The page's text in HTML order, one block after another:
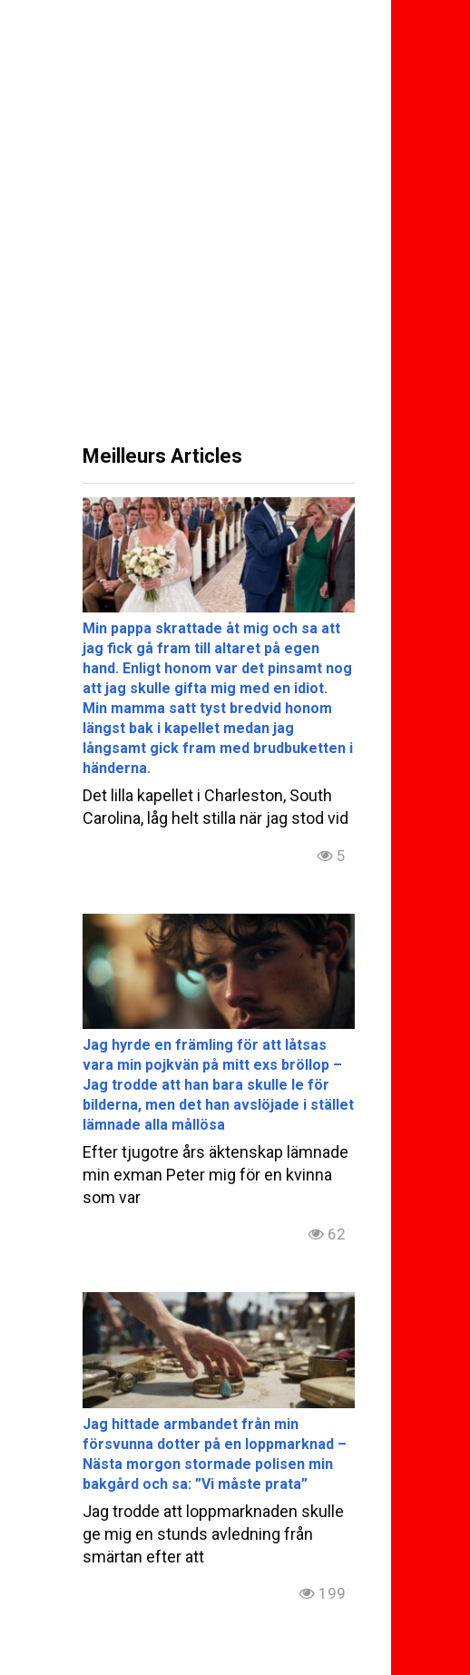
Meilleurs Articles
Min pappa skrattade åt mig och sa att
jag fick gå fram till altaret på egen
hand. Enligt honom var det pinsamt nog
att jag skulle gifta mig med en idiot.
Min mamma satt tyst bredvid honom
längst bak i kapellet medan jag
långsamt gick fram med brudbuketten i
händerna.
Det lilla kapellet i Charleston, South
Carolina, låg helt stilla när jag stod vid
5
Jag hyrde en främling för att låtsas
vara min pojkvän på mitt exs bröllop –
Jag trodde att han bara skulle le för
bilderna, men det han avslöjade i stället
lämnade alla mållösa
Efter tjugotre års äktenskap lämnade
min exman Peter mig för en kvinna
som var
62
Jag hittade armbandet från min
försvunna dotter på en loppmarknad –
Nästa morgon stormade polisen min
bakgård och sa: ”Vi måste prata”
Jag trodde att loppmarknaden skulle
ge mig en stunds avledning från
smärtan efter att
199